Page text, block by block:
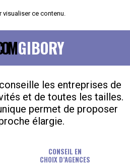
visualiser ce contenu.
GIBORY
les entreprises de
et de toutes les tailles.
permet de proposer
élargie.
CONSEIL EN
CHOIX D’AGENCES